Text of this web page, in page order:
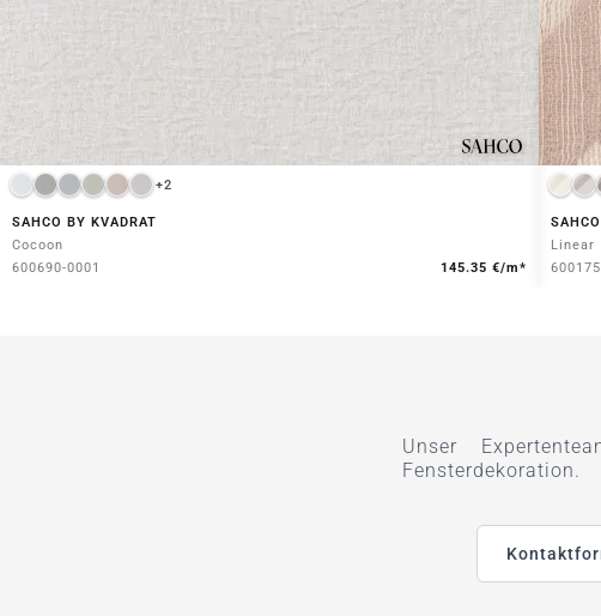
+2
SAHCO BY KVADRAT
Cocoon
600690-0001
145.35 €/m*
Linear
Unser
Fensterdekoration.